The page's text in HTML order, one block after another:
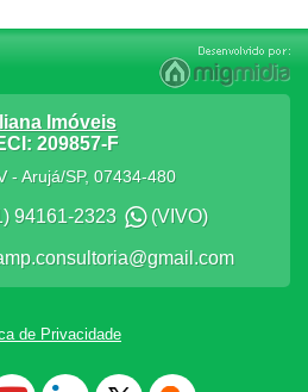
Imóveis
209857-F
-Arujá/SP, 07434-480
94161-2323 (VIVO)
de Privacidade